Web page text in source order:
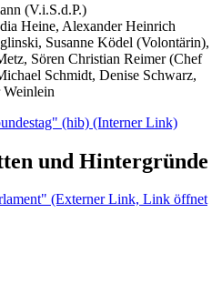
(V.i.S.d.P.)
Heine, Alexander Heinrich
Susanne Ködel (Volontärin),
Sören Christian Reimer (Chef
Schmidt, Denise Schwarz,
Weinlein
(hib) (Interner Link)
und Hintergründe
(Externer Link, Link öffnet